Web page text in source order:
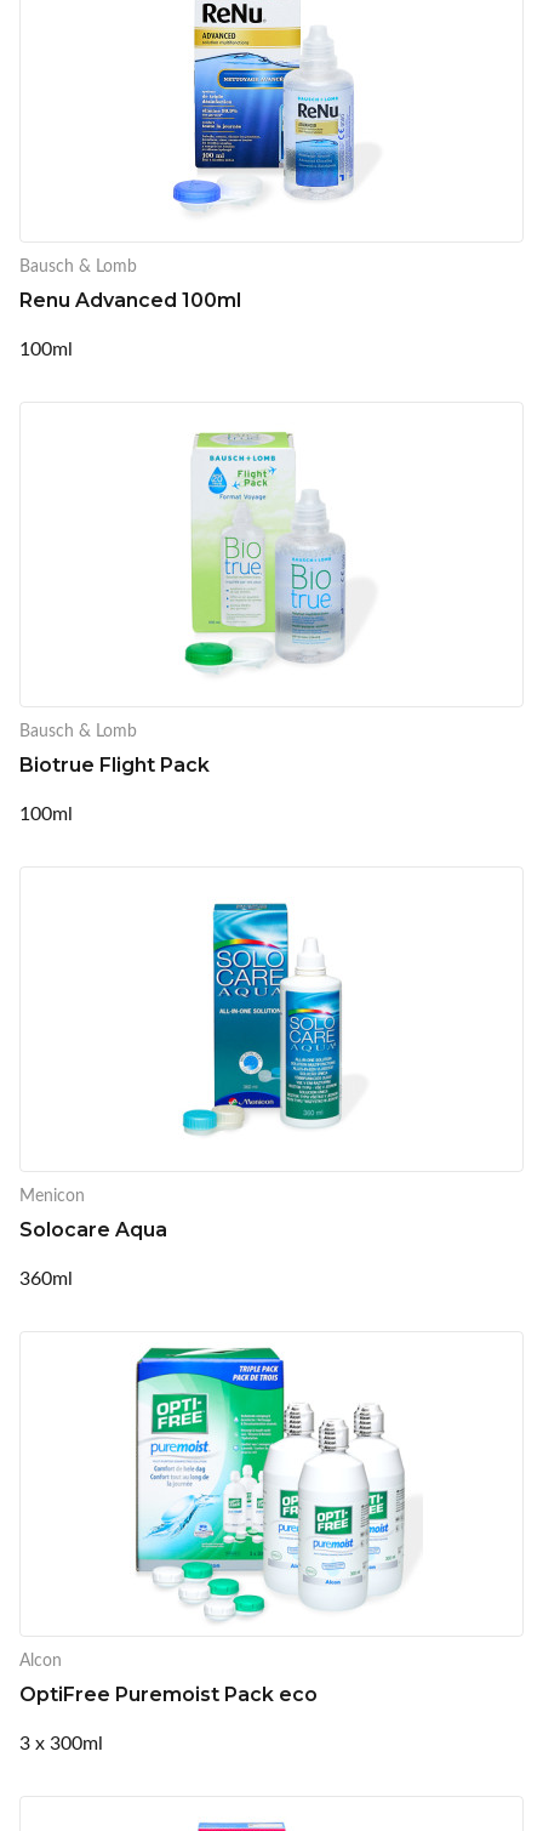
Bausch & Lomb
Renu Advanced 100ml
100ml
Bausch & Lomb
Biotrue Flight Pack
100ml
Menicon
Solocare Aqua
360ml
Alcon
OptiFree Puremoist Pack eco
3 x 300ml